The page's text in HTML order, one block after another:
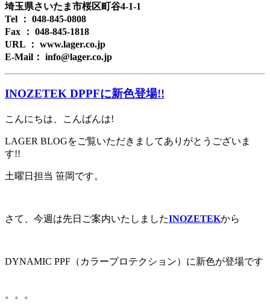
埼玉県さいたま市桜区町谷4-1-1
Tel ： 048-845-0808
Fax ： 048-845-1818
URL ： www.lager.co.jp
E-Mail： info@lager.co.jp
INOZETEK DPPFに新色登場!!
こんにちは、こんばんは!
LAGER BLOGをご覧いただきましてありがとうございま
す!!
土曜日担当 笹岡です。
さて、今週は先日ご案内いたしましたINOZETEKから
DYNAMIC PPF（カラープロテクション）に新色が登場です
。。。